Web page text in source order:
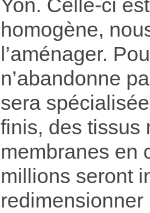
Yon. Celle-ci
homogène,
l’aménager.
n’abandonne
sera
finis, des tissus
membranes en
millions seront